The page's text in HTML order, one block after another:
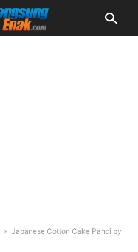
Japanese Cotton Cake Panci by